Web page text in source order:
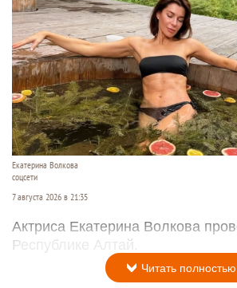
Екатерина Волкова
соцсети
7 августа 2026 в 21:35
Актриса Екатерина Волкова
Республике Алтай.
Читать полностью